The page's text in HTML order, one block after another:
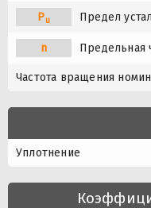
Pu Предел
n Предельная
Частота вращения
Уплотнение